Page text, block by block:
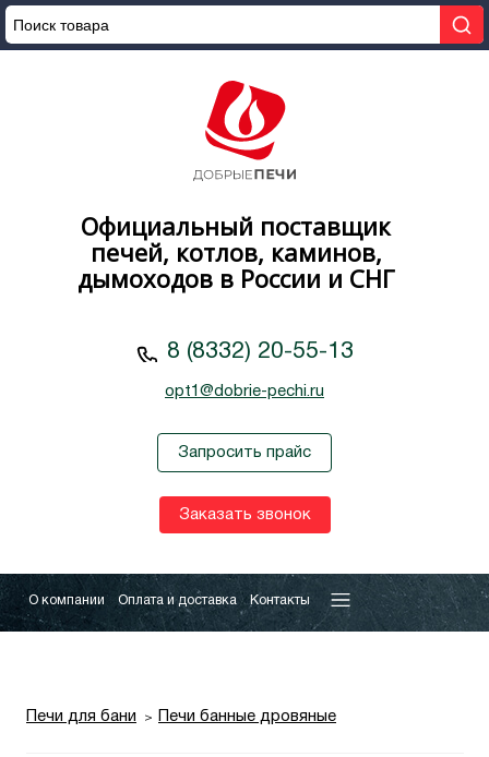
Официальный поставщик
печей, котлов, каминов,
дымоходов в России и СНГ
8 (8332) 20-55-13
opt1@dobrie-pechi.ru
Запросить прайс
Заказать звонок
О компании Оплата и доставка Контакты
Печи для бани Печи банные дровяные